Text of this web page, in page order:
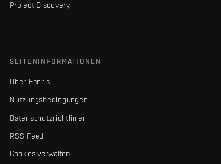
Project Discovery
SEITENINFORMATIONEN
Über Fenris
Nutzungsbedingungen
Datenschutzrichtlinien
RSS Feed
Cookies verwalten